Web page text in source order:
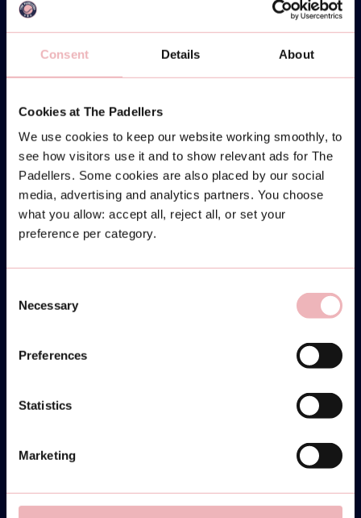
Consent Details About
Cookies at The Padellers
We use cookies to keep our website working smoothly, to
see how visitors use it and to show relevant ads for The
Padellers. Some cookies are also placed by our social
media, advertising and analytics partners. You choose
what you allow: accept all, reject all, or set your
preference per category.
Selection
Necessary
Preferences
Statistics
Marketing